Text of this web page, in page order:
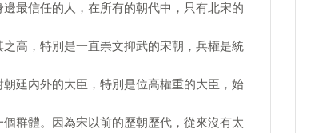
最信任的人，在所有的朝代中，只有北宋的
高，特別是一直崇文抑武的宋朝，兵權是統
廷內外的大臣，特別是位高權重的大臣，始
群體。因為宋以前的歷朝歷代，從來沒有太